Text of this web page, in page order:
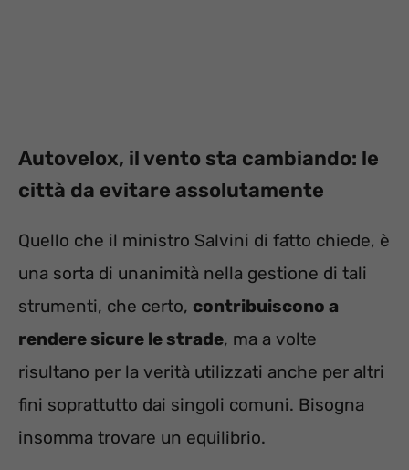
Autovelox, il vento sta cambiando: le
città da evitare assolutamente
Quello che il ministro Salvini di fatto chiede, è
una sorta di unanimità nella gestione di tali
strumenti, che certo, contribuiscono a
rendere sicure le strade, ma a volte
risultano per la verità utilizzati anche per altri
fini soprattutto dai singoli comuni. Bisogna
insomma trovare un equilibrio.